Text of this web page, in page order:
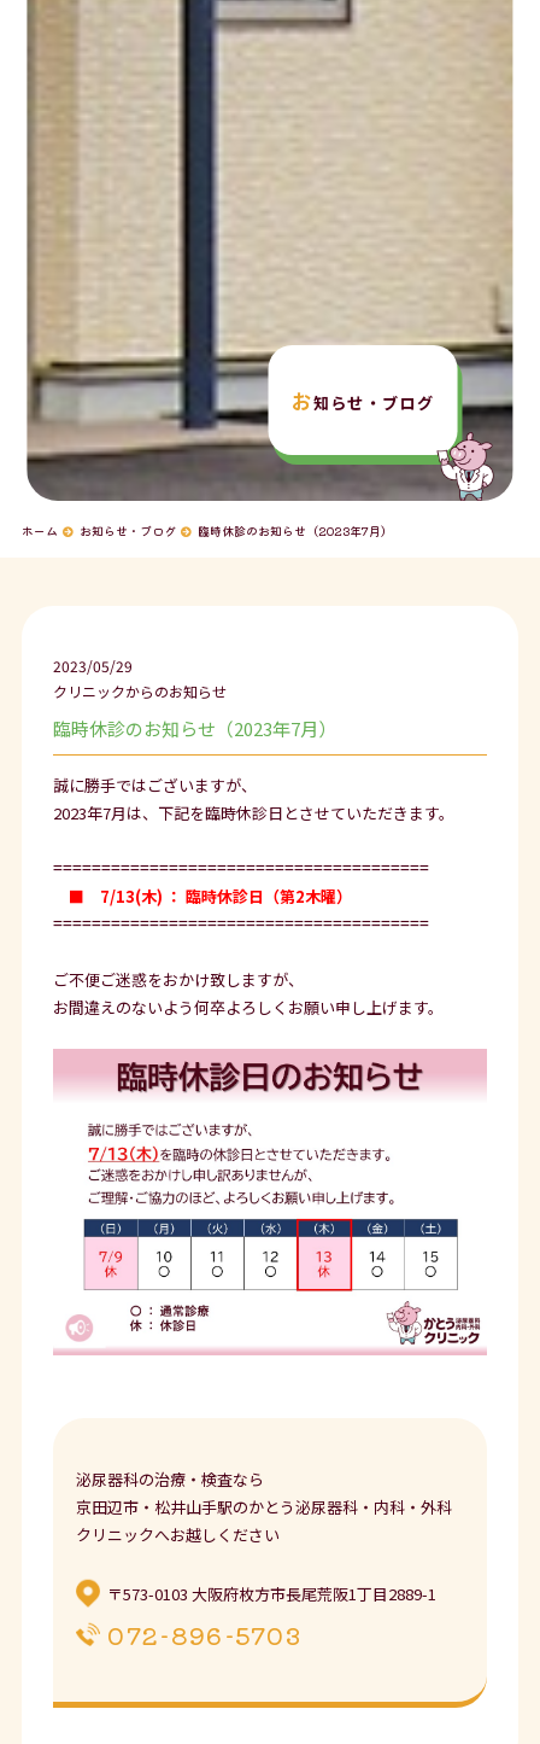
お知らせ・ブログ
ホーム お知らせ・ブログ 臨時休診のお知らせ（2023年7月）
2023/05/29
クリニックからのお知らせ
臨時休診のお知らせ（2023年7月）
誠に勝手ではございますが、
2023年7月は、下記を臨時休診日とさせていただきます。
=======================================
■ 7/13(木) ： 臨時休診日（第2木曜）
=======================================
ご不便ご迷惑をおかけ致しますが、
お間違えのないよう何卒よろしくお願い申し上げます。
泌尿器科の治療・検査なら
京田辺市・松井山手駅のかとう泌尿器科・内科・外科
クリニックへお越しください
〒573-0103 大阪府枚方市長尾荒阪1丁目2889-1
072-896-5703